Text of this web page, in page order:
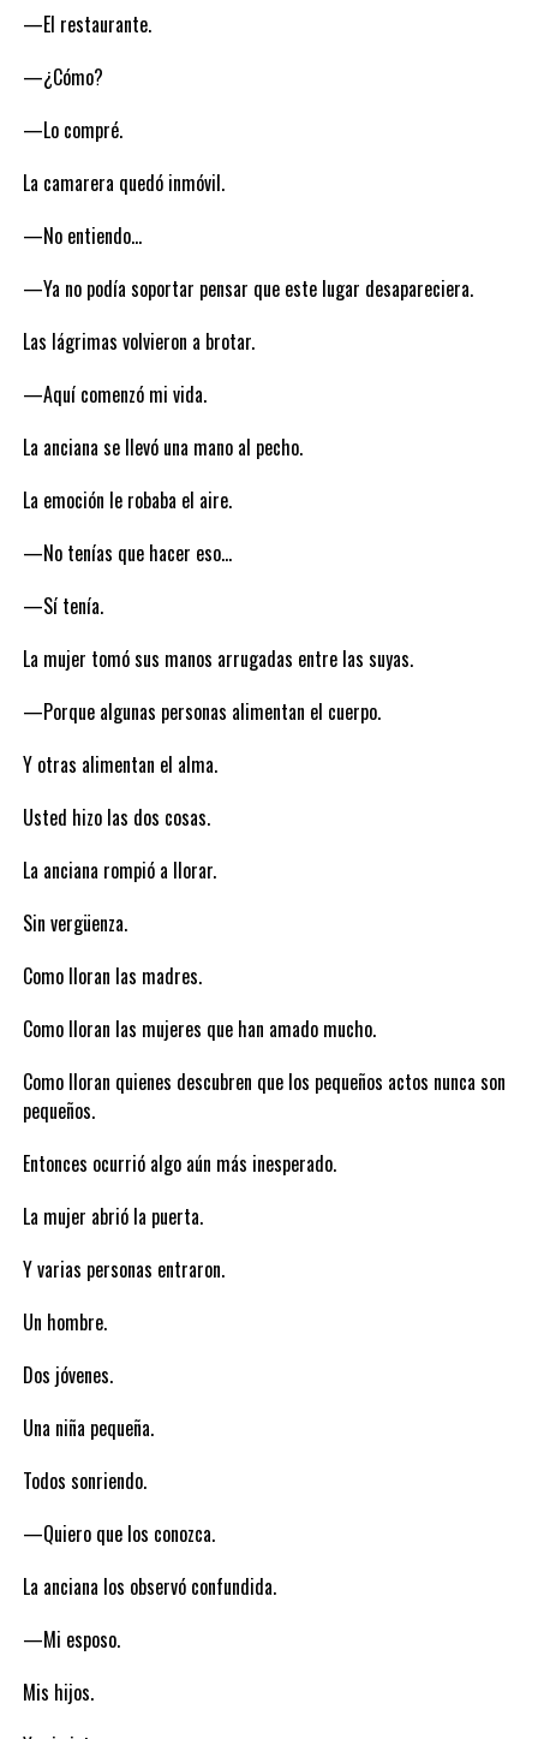
—El restaurante.
—¿Cómo?
—Lo compré.
La camarera quedó inmóvil.
—No entiendo…
—Ya no podía soportar pensar que este lugar desapareciera.
Las lágrimas volvieron a brotar.
—Aquí comenzó mi vida.
La anciana se llevó una mano al pecho.
La emoción le robaba el aire.
—No tenías que hacer eso…
—Sí tenía.
La mujer tomó sus manos arrugadas entre las suyas.
—Porque algunas personas alimentan el cuerpo.
Y otras alimentan el alma.
Usted hizo las dos cosas.
La anciana rompió a llorar.
Sin vergüenza.
Como lloran las madres.
Como lloran las mujeres que han amado mucho.
Como lloran quienes descubren que los pequeños actos nunca son
pequeños.
Entonces ocurrió algo aún más inesperado.
La mujer abrió la puerta.
Y varias personas entraron.
Un hombre.
Dos jóvenes.
Una niña pequeña.
Todos sonriendo.
—Quiero que los conozca.
La anciana los observó confundida.
—Mi esposo.
Mis hijos.